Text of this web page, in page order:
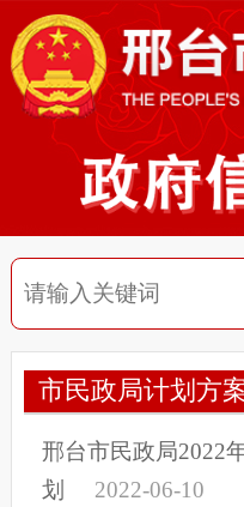
市民政局计划方
邢台市民政局2022
划
2022-06-10